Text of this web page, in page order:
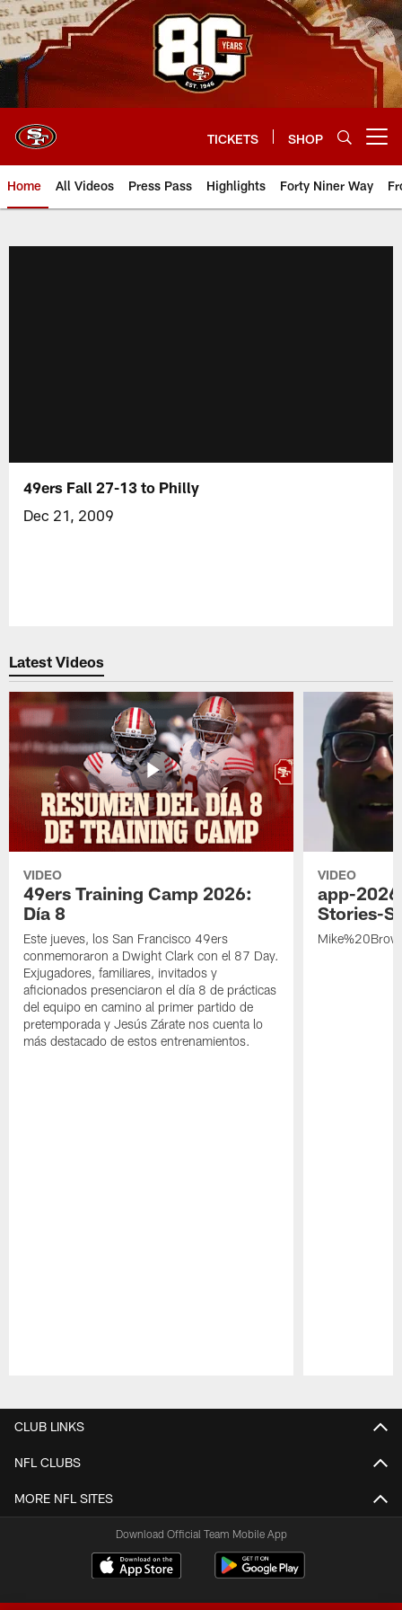
Skip
to
main
content
TICKETS SHOP
Home All Videos Press Pass Highlights Forty Niner Way
49ers Fall 27-13 to Philly
Dec 21, 2009
Latest Videos
VIDEO
49ers Training Camp 2026:
Día 8
Este jueves, los San Francisco 49ers
conmemoraron a Dwight Clark con el 87 Day.
Exjugadores, familiares, invitados y
aficionados presenciaron el día 8 de prácticas
del equipo en camino al primer partido de
pretemporada y Jesús Zárate nos cuenta lo
más destacado de estos entrenamientos.
VIDEO
app-
Stories-
CLUB LINKS
NFL CLUBS
MORE NFL SITES
Download Official Team Mobile App